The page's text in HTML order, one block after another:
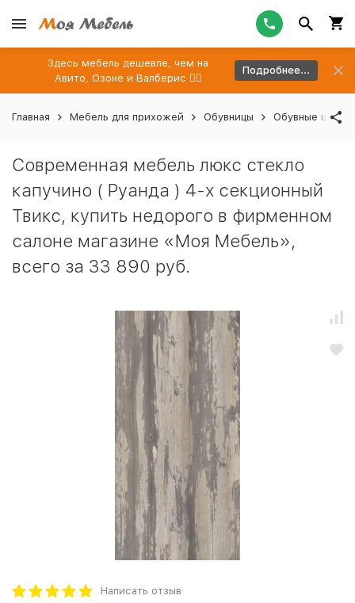
Здесь мебель дешевле, чем на
Авито, Озоне и Валберис 👉🏻
Подробнее...
Главная Мебель для прихожей Обувницы Обувные
Современная мебель люкс стекло
капучино ( Руанда ) 4-х секционный
Твикс, купить недорого в фирменном
салоне магазине «Моя Мебель»,
всего за 33 890 руб.
Написать отзыв